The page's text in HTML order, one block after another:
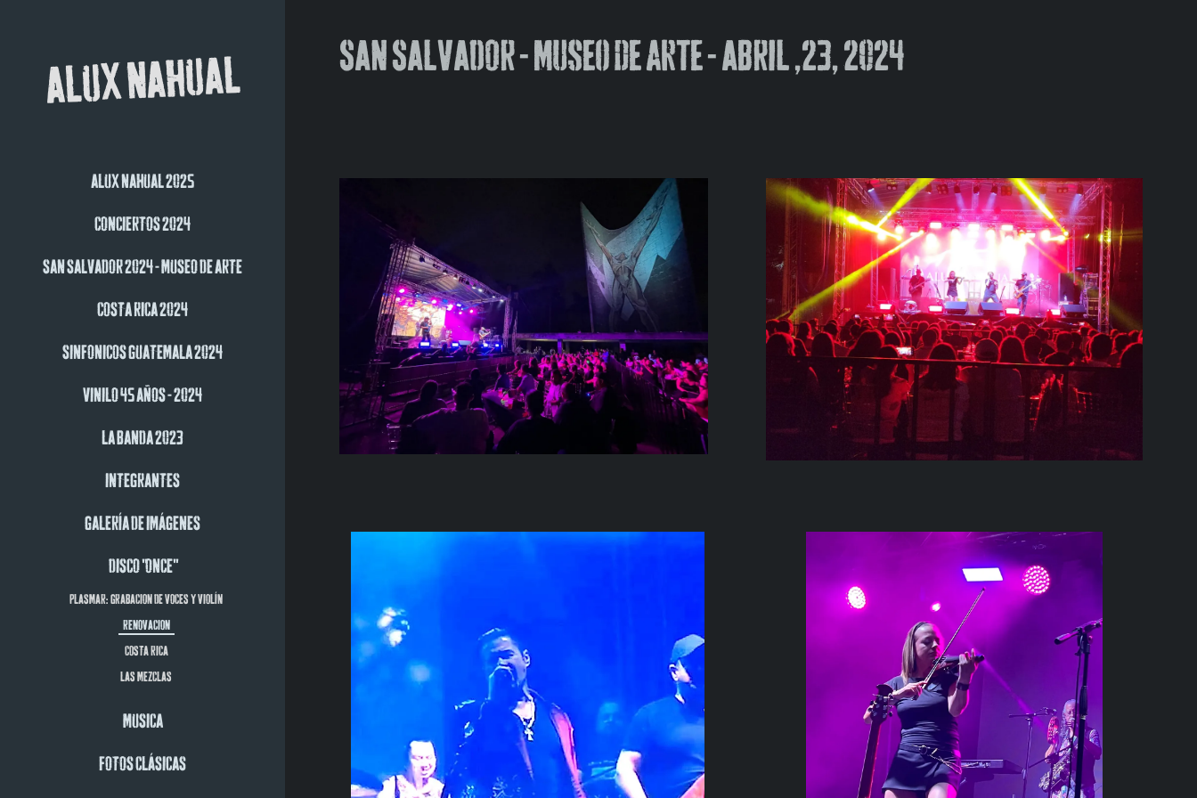
ALUX NAHUAL
ALUX NAHUAL 2025
CONCIERTOS 2024
SAN SALVADOR 2024 - MUSEO DE ARTE
COSTA RICA 2024
SINFONICOS GUATEMALA 2024
VINILO 45 AÑOS - 2024
LA BANDA 2023
INTEGRANTES
GALERÍA DE IMÁGENES
DISCO "ONCE"
PLASMAR: GRABACION DE VOCES Y VIOLÍN
RENOVACION
COSTA RICA
LAS MEZCLAS
MUSICA
FOTOS CLÁSICAS
SAN SALVADOR - museo de arte - ABRIL ,23, 2024